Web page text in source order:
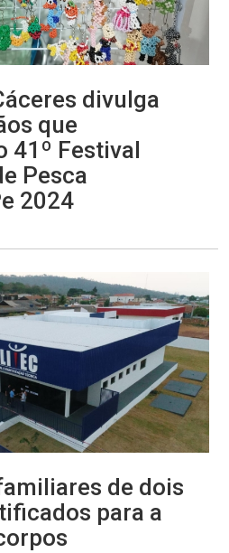
divulga
que
41º Festival
Pesca
2024
de dois
para a